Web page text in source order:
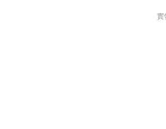
實